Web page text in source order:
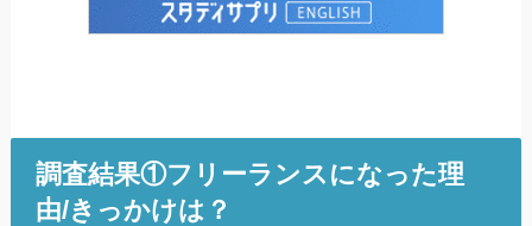
調査結果①フリーランスになった理
由/きっかけは？